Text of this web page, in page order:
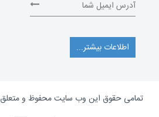
اطلاعات بیشتر...
تمامی حقوق این وب سایت محفوظ و متعلق به